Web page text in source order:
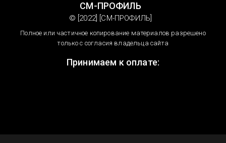
СМ-ПРОФИЛЬ
© [2022] [СМ-ПРОФИЛЬ]
Полное или частичное копирование материалов разрешено
только с согласия владельца сайта
Принимаем к оплате: